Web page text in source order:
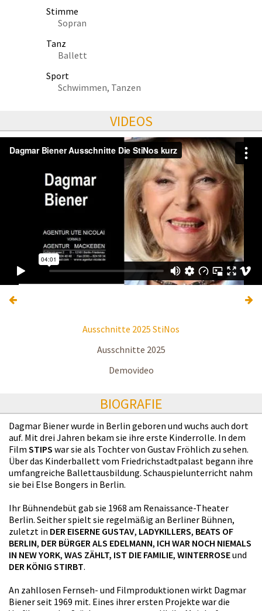
Stimme
Sopran
Tanz
Ballett
Sport
Schwimmen, Tanzen
VIDEOS
Ausschnitte 2025 StiNos
Ausschnitte 2025
Demovideo
BIOGRAFIE
Dagmar Biener wurde in Berlin geboren und wuchs auch dort
auf. Mit drei Jahren bekam sie ihre erste Kinderrolle. In dem
Film STIPS war sie als Tochter von Gustav Fröhlich zu sehen.
Über das Kinderballett vom Friedrichstadtpalast begann ihre
umfangreiche Ballettausbildung. Schauspielunterricht nahm
sie bei Else Bongers in Berlin.
Ihr Bühnendebüt gab sie 1968 am Renaissance-Theater
Berlin. Seither spielt sie regelmäßig an Berliner Bühnen,
zuletzt in DER EISERNE GUSTAV, LADYKILLERS, BEATS OF
BERLIN, DER BÜRGER ALS EDELMANN, ICH WAR NOCH NIEMALS
IN NEW YORK, WAS ZÄHLT, IST DIE FAMILIE, WINTERROSEund
DER KÖNIG STIRBT.
An zahllosen Fernseh- und Filmproduktionen wirkt Dagmar
Biener seit 1969 mit. Eines ihrer ersten Projekte war die